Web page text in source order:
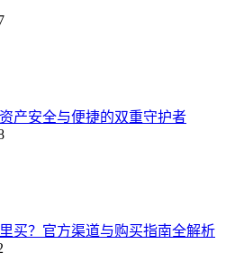
产安全与便捷的双重守护者
买？官方渠道与购买指南全解析